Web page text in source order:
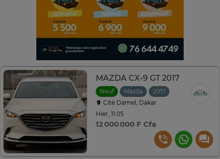
MAZDA CX-9 GT 2017
Neuf Mazda 2017
Automatique
Cité Damel, Dakar
Hier, 11:05
12 000 000 F Cfa